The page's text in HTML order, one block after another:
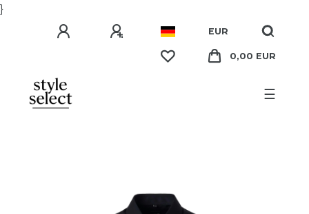
}
EUR
0,00 EUR
☰